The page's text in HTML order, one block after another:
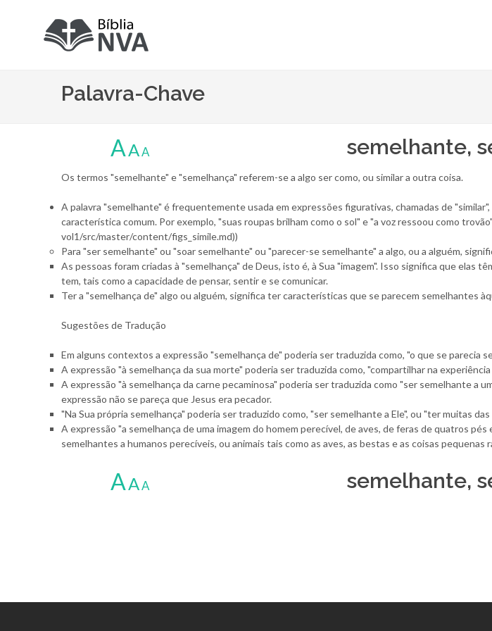
Palavra-Chave
AAA semelhante,
Os termos "semelhante" e "semelhança" referem-se a algo ser como, ou similar a outra coisa.
A palavra "semelhante" é frequentemente usada em expressões figurativas, chamadas de
característica comum. Por exemplo, "suas roupas brilham como o sol" e "a voz ressoou como
vol1/src/master/content/figs_simile.md))
Para "ser semelhante" ou "soar semelhante" ou "parecer-se semelhante" a algo, ou a alguém,
As pessoas foram criadas à "semelhança" de Deus, isto é, à Sua "imagem". Isso significa que elas
tem, tais como a capacidade de pensar, sentir e se comunicar.
Ter a "semelhança de" algo ou alguém, significa ter características que se parecem semelhantes
Sugestões de Tradução
Em alguns contextos a expressão "semelhança de" poderia ser traduzida como, "o que se parecia
A expressão "à semelhança da sua morte" poderia ser traduzida como, "compartilhar na
A expressão "à semelhança da carne pecaminosa" poderia ser traduzida como "ser semelhante a
expressão não se pareça que Jesus era pecador.
"Na Sua própria semelhança" poderia ser traduzido como, "ser semelhante a Ele", ou "ter muitas
A expressão "a semelhança de uma imagem do homem perecível, de aves, de feras de quatros
semelhantes a humanos perecíveis, ou animais tais como as aves, as bestas e as coisas pequenas
AAA semelhante,